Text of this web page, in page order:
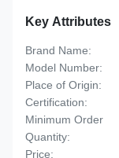
Key Attributes
Brand Name:
Model Number:
Place of Origin:
Certification:
Minimum Order
Quantity:
Price: